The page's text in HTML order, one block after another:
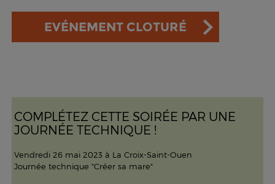
EVÉNEMENT CLOTURÉ
COMPLÉTEZ CETTE SOIRÉE PAR UNE
JOURNÉE TECHNIQUE !
Vendredi 26 mai 2023 à La Croix-Saint-Ouen
Journée technique "Créer sa mare"